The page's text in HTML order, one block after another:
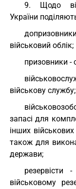
9. Щодо
України
військовий облік;
призовники -
військову службу;
запасі для
інших
також для
держави;
резервісти
військовому